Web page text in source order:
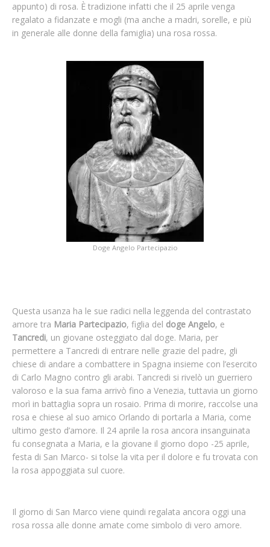
appunto) di rosa. È tradizione infatti che il 25 aprile venga
regalato a fidanzate e mogli (ma anche a madri, sorelle, e più
in generale alle donne della famiglia) una rosa rossa.
Doge Angelo Partecipazio
Questa usanza ha le sue radici nella leggenda del contrastato
amore tra Maria Partecipazio, figlia del doge Angelo, e
Tancredi, un giovane osteggiato dal doge. Maria, per
permettere a Tancredi di entrare nelle grazie del padre, gli
chiese di andare a combattere in Spagna insieme con l’esercito
di Carlo Magno contro gli arabi. Tancredi si rivelò un guerriero
valoroso e la sua fama arrivò fino a Venezia, tuttavia un giorno
morì in battaglia sopra un rosaio. Prima di morire, raccolse una
rosa e chiese al suo amico Orlando di portarla a Maria, come
ultimo gesto d’amore. Il 24 aprile la rosa ancora insanguinata
fu consegnata a Maria, e la giovane il giorno dopo -25 aprile,
festa di San Marco- si tolse la vita per il dolore e fu trovata con
la rosa appoggiata sul cuore.
Il giorno di San Marco viene quindi regalata ancora oggi una
rosa rossa alle donne amate come simbolo di vero amore.